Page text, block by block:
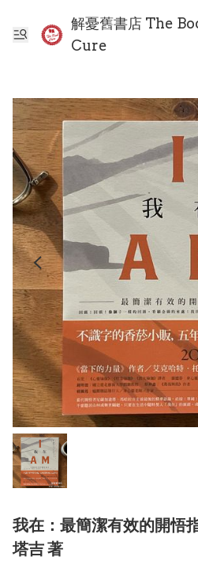
解憂舊書店 The
Cure
我在：最簡潔有效的開悟
塔吉 著